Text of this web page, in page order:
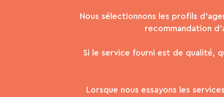
Nous sélectionnons les profils
recommandation
Si le service fourni est de qualité,
Lorsque nous essayons les